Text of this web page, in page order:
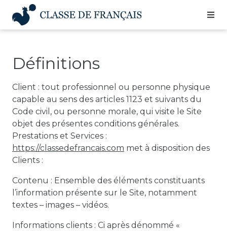
content
Définitions
Client : tout professionnel ou personne physique
capable au sens des articles 1123 et suivants du
Code civil, ou personne morale, qui visite le Site
objet des présentes conditions générales.
Prestations et Services :
https://classedefrancais.com met à disposition des
Clients :
Contenu : Ensemble des éléments constituants
l’information présente sur le Site, notamment
textes – images – vidéos.
Informations clients : Ci après dénommé «